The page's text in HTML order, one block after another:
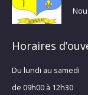
Horaires
Du lundi au samedi
de 09h00 à 12h30